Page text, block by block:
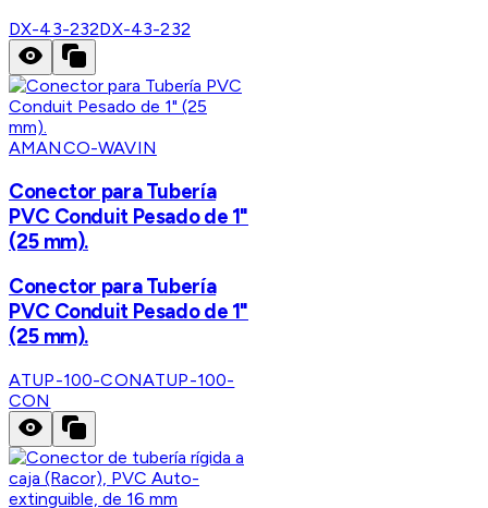
DX-43-232DX-43-232
AMANCO-WAVIN
Conector para Tubería
PVC Conduit Pesado de 1"
(25 mm).
Conector para Tubería
PVC Conduit Pesado de 1"
(25 mm).
ATUP-100-CONATUP-100-
CON